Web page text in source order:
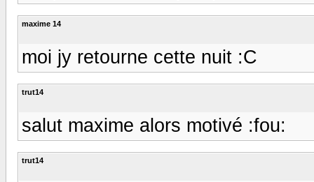
maxime 14
moi jy retourne cette nuit :C
trut14
salut maxime alors motivé :fou:
trut14